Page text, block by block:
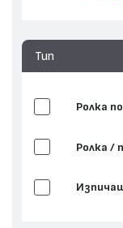
Тип
Ролка
Ролка /